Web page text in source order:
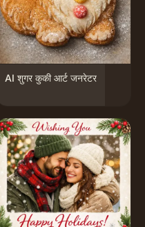
AI शुगर कुकी आर्ट जनरेटर